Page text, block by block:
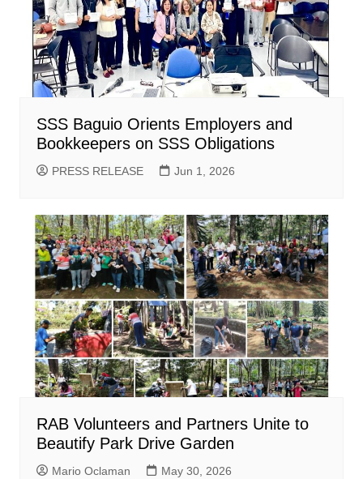
SSS Baguio Orients Employers and
Bookkeepers on SSS Obligations
PRESS RELEASE Jun 1, 2026
RAB Volunteers and Partners Unite to
Beautify Park Drive Garden
Mario Oclaman May 30, 2026